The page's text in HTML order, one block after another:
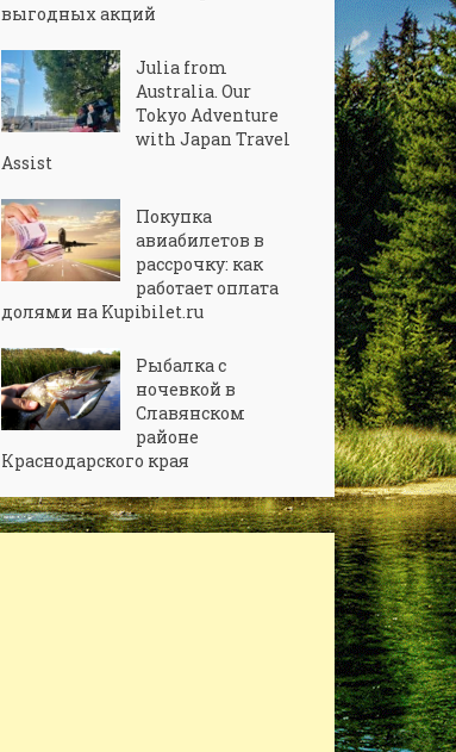
выгодных акций
Julia from
Australia. Our
Tokyo Adventure
with Japan Travel
Assist
Покупка
авиабилетов в
рассрочку: как
работает оплата
долями на Kupibilet.ru
Рыбалка с
ночевкой в
Славянском
районе
Краснодарского края